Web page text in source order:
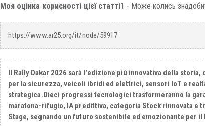
Моя оцінка корисності цієї статті1 - Може колись
https://www.ar25.org/it/node/59917
Il Rally Dakar 2026 sarà l’edizione più innovativa della
per la sicurezza, veicoli ibridi ed elettrici, sensori IoT e
strategica.Dieci progressi tecnologici trasformeranno la
maratona-rifugio, IA predittiva, categoria Stock rinnovata e
Stage, segnando un futuro sostenibile ed emozionante per il